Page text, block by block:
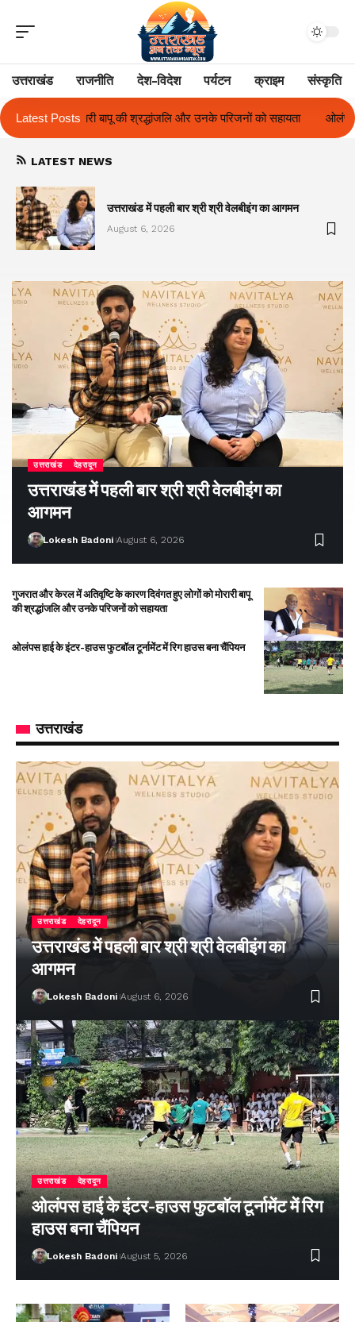
उत्तराखंड राजनीति देश-विदेश पर्यटन क्राइम संस्कृति
Latest Posts
उनके परिजनों को सहायता ओलंपस हाई के इंटर-हाउस फुटबॉल टूर्नामेंट में रिग
LATEST NEWS
उत्तराखंड में पहली बार श्री श्री वेलबीइंग का आगमन
August 6, 2026
उत्तराखंड देहरादून
उत्तराखंड में पहली बार श्री श्री वेलबीइंग का
आगमन
Lokesh Badoni August 6, 2026
गुजरात और केरल में अतिवृष्टि के कारण दिवंगत हुए लोगों को मोरारी बापू
की श्रद्धांजलि और उनके परिजनों को सहायता
ओलंपस हाई के इंटर-हाउस फुटबॉल टूर्नामेंट में रिग हाउस बना चैंपियन
उत्तराखंड
उत्तराखंड देहरादून
उत्तराखंड में पहली बार श्री श्री वेलबीइंग का
आगमन
Lokesh Badoni August 6, 2026
उत्तराखंड देहरादून
ओलंपस हाई के इंटर-हाउस फुटबॉल टूर्नामेंट में रिग
हाउस बना चैंपियन
Lokesh Badoni August 5, 2026